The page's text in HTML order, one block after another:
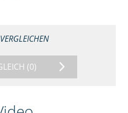
VERGLEICHEN
(0)